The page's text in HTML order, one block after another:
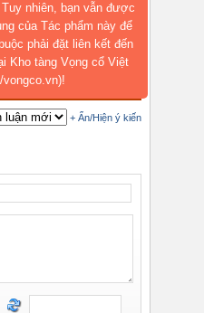
nhiên, bạn vẫn được
của Tác phẩm này để
phải đặt liên kết đến
Kho tàng Vọng cổ Việt
vongco.vn)!